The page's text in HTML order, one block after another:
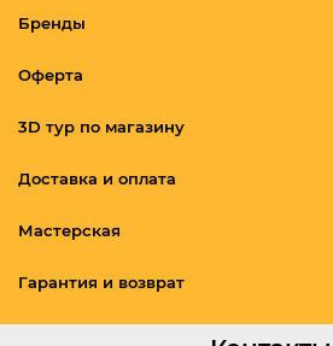
Бренды
Оферта
3D тур по магазину
Доставка и оплата
Мастерская
Гарантия и возврат